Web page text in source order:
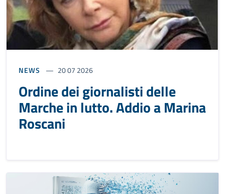
NEWS 20 07 2026
Ordine dei giornalisti delle
Marche in lutto. Addio a Marina
Roscani